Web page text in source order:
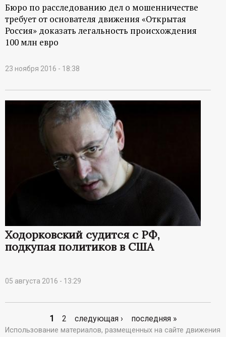
Бюро по расследованию дел о мошенничестве
требует от основателя движения «Открытая
Россия» доказать легальность происхождения
100 млн евро
23 ноября 2016 - 18:38
Ходорковский судится с РФ,
подкупая политиков в США
05 августа 2016 - 13:29
С
1 2 следующая › последняя »
Использование материалов, размещенных на сайте движения